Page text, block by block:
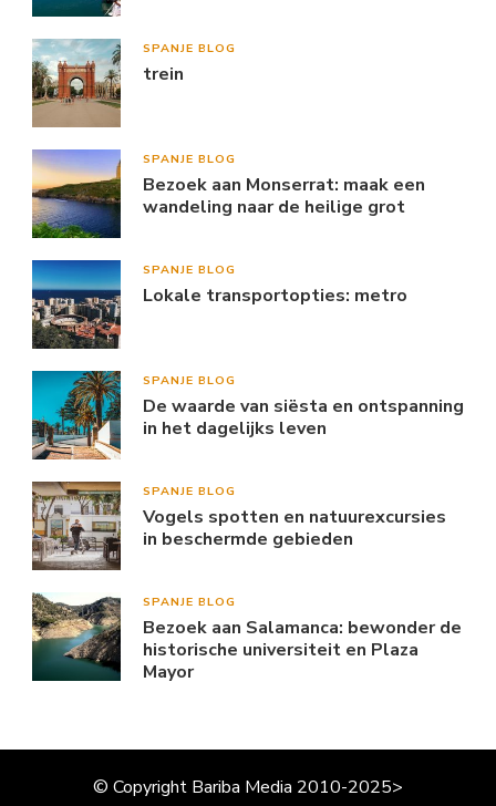
SPANJE BLOG
trein
SPANJE BLOG
Bezoek aan Monserrat: maak een
wandeling naar de heilige grot
SPANJE BLOG
Lokale transportopties: metro
SPANJE BLOG
De waarde van siësta en ontspanning
in het dagelijks leven
SPANJE BLOG
Vogels spotten en natuurexcursies
in beschermde gebieden
SPANJE BLOG
Bezoek aan Salamanca: bewonder de
historische universiteit en Plaza
Mayor
© Copyright Bariba Media 2010-2025>